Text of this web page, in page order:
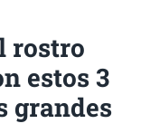
rostro
estos 3
grandes